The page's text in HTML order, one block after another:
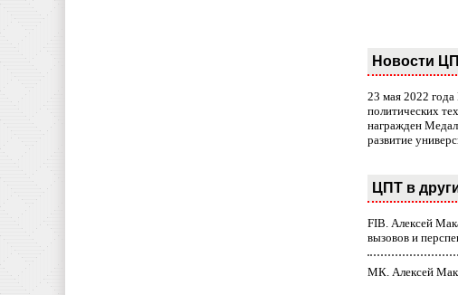
Новости
23 мая 2022
политических
награжден
развитие
ЦПТ в
FIB. Алексей
вызовов и
МК. Алексей